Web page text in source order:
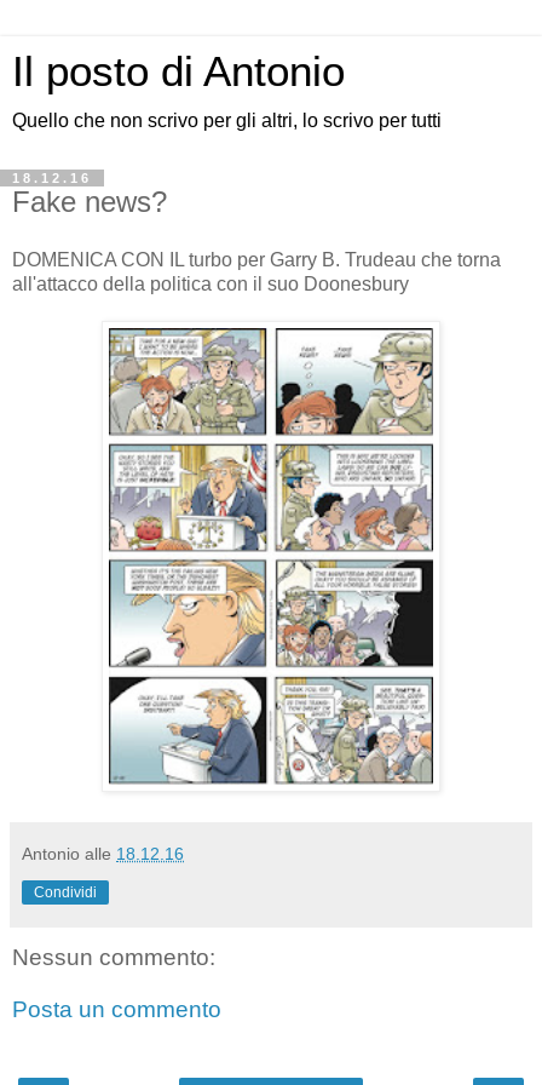
Il posto di Antonio
Quello che non scrivo per gli altri, lo scrivo per tutti
18.12.16
Fake news?
DOMENICA CON IL turbo per Garry B. Trudeau che torna
all'attacco della politica con il suo Doonesbury
Antonio alle 18.12.16
Condividi
Nessun commento:
Posta un commento